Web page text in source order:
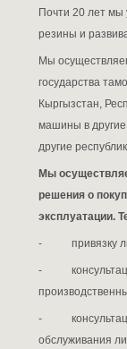
Почти 20 лет мы
резины и
Мы
государства
Кыргызстан,
машины в другие
другие
Мы
решения о
эксплуатации.
- привязку
-
-
обслуживания